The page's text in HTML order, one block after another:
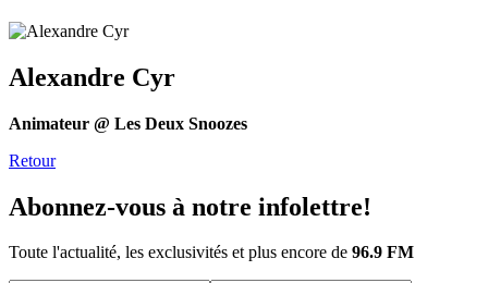
Alexandre Cyr
Animateur @ Les Deux Snoozes
Retour
Abonnez-vous à notre infolettre!
Toute l'actualité, les exclusivités et plus encore de 96.9 FM